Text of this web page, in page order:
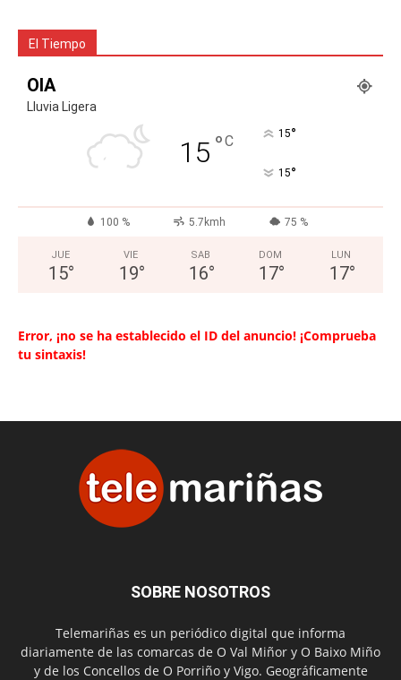
El Tiempo
OIA
Lluvia Ligera
15 °C 15°
15°
100 % 5.7kmh 75 %
JUE
15°
VIE
19°
SAB
16°
DOM
17°
LUN
17°
Error, ¡no se ha establecido el ID del anuncio! ¡Comprueba
tu sintaxis!
SOBRE NOSOTROS
Telemariñas es un periódico digital que informa
diariamente de las comarcas de O Val Miñor y O Baixo Miño
y de los Concellos de O Porriño y Vigo. Geográficamente